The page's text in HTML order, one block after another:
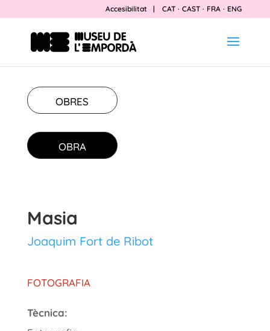
Accesibilitat | CAT · CAST · FRA · ENG
OBRES
OBRA
Masia
Joaquim Fort de Ribot
FOTOGRAFIA
Tècnica: